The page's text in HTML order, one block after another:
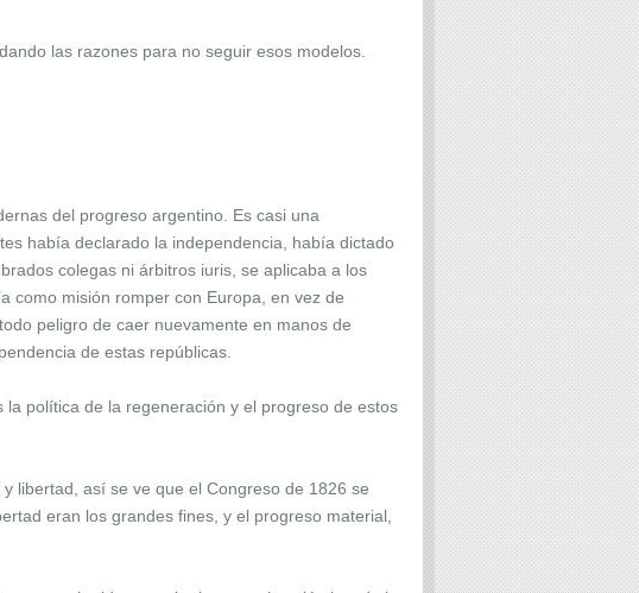
las razones para no seguir esos modelos.
del progreso argentino. Es casi una
había declarado la independencia, había dictado
colegas ni árbitros iuris, se aplicaba a los
como misión romper con Europa, en vez de
peligro de caer nuevamente en manos de
de estas repúblicas.
política de la regeneración y el progreso de estos
libertad, así se ve que el Congreso de 1826 se
eran los grandes fines, y el progreso material,